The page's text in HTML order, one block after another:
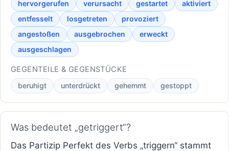
hervorgerufen
verursacht gestartet
aktiviert
entfesselt
losgetreten
provoziert
angestoßen
ausgebrochen
erweckt
ausgeschlagen
GEGENTEILE & GEGENSTÜCKE
beruhigt unterdrückt gehemmt gestoppt
Was bedeutet „getriggert“?
Das Partizip Perfekt des Verbs „triggern“ stammt